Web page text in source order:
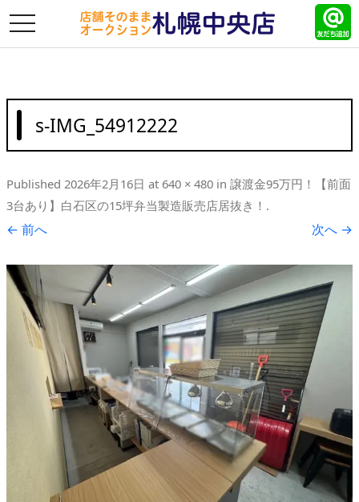
toggle
s-IMG_54912222
Published 2026年2月16日 at 640 × 480 in 譲渡金95万円！【前面
3台あり】白石区の15坪弁当製造販売店居抜き！ .
← 前へ 次へ →